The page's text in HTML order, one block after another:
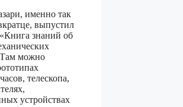
именно так
выпустил
знаний об
Там можно
телескопа,
устройствах